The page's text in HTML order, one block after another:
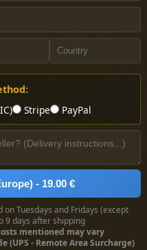
Stripe PayPal
- 19.00 €
Tuesdays and Fridays (except
9 days after shipping
mentioned may vary
(UPS - Remote Area Surcharge)